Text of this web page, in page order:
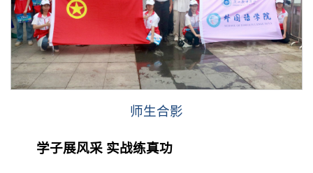
师生合影
学子展风采 实战练真功